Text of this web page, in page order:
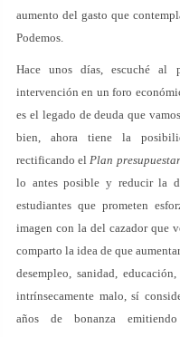
aumento del gasto que
Podemos.
Hace unos días, escuché al
intervención en un foro
es el legado de deuda que
bien, ahora tiene la
rectificando elPlan
lo antes posible y reducir la
estudiantes que prometen
imagen con la del cazador que
comparto la idea de que
desempleo, sanidad,
intrínsecamente malo, sí
años de bonanza